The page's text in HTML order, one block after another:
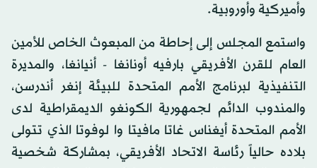
وأميركية وأوروبية.
واستمع المجلس إلى إحاطة من المبعوث الخاص للأمين
العام للقرن الأفريقي بارفيه أونانغا - أنيانغا، والمديرة
التنفيذية لبرنامج الأمم المتحدة للبيئة إنغر أندرسن،
والمندوب الدائم لجمهورية الكونغو الديمقراطية لدى
الأمم المتحدة أيغناس غاتا مافيتا وا لوفوتا الذي تتولى
بلاده حالياً رئاسة الاتحاد الأفريقي، بمشاركة شخصية